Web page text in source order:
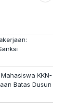
KKN-
Batas Dusun